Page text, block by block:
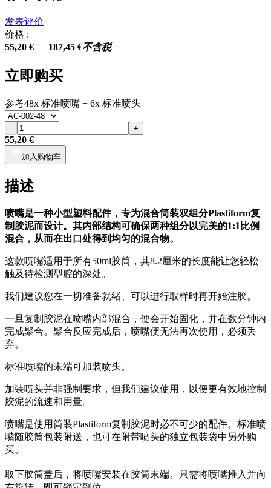
发表评价
价格 :
55,20 € — 187,45 €不含税
立即购买
参考48x 标准喷嘴 + 6x 标准喷头
- +
55,20 €
加入购物车
描述
喷嘴是一种小型塑料配件，专为混合筒装双组分Plastiform复
制胶泥而设计。其内部结构可确保两种组分以完美的1:1比例
混合，从而在出口处得到均匀的混合物。
这款喷嘴适用于所有50ml胶筒，其8.2厘米的长度能让您轻松
触及待检测型腔的深处。
我们建议您在一切准备就绪、可以进行取样时再开始注胶。
一旦复制胶泥在喷嘴内部混合，便会开始固化，并在数分钟内
完成聚合。聚合反应完成后，喷嘴便无法再次使用，必须丢
弃。
标准喷嘴的末端可加装喷头。
加装喷头并非强制要求，但我们建议使用，以便更有效地控制
胶泥的流速和用量。
喷嘴是使用筒装Plastiform复制胶泥时必不可少的配件。标准喷
嘴随胶筒包装附送，也可在附带喷头的独立包装袋中另外购
买。
取下胶筒盖后，将喷嘴安装在胶筒末端。只需将喷嘴推入并向